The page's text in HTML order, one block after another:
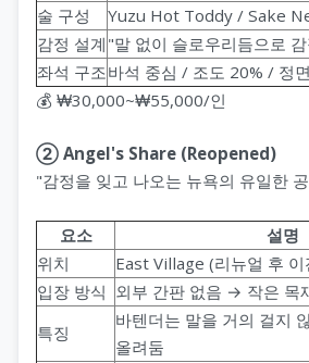
술 구성
Yuzu Hot Toddy / Sake
감정 설계 "말 없이 슬로우리듬으로
좌석 구조바석 중심 / 조도 20% / 정
💰 ₩30,000~₩55,000/인
② Angel's Share (Reopened)
"감정을 잊고 나오는 뉴욕의 유일한
요소
설명
위치
East Village (리뉴얼 후 이
입장 방식 외부 간판 없음 → 작은 목
특징
바텐더는 말을 거의 걸지
올려둠